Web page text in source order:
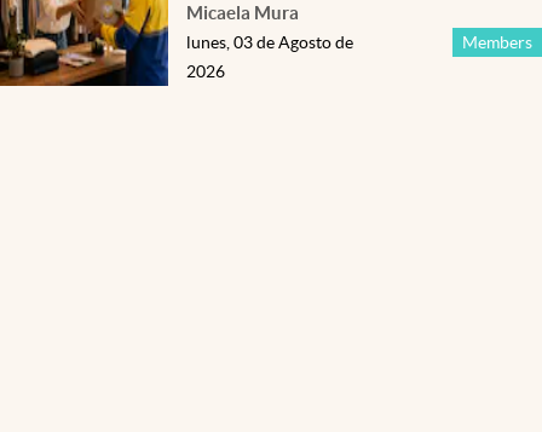
Micaela Mura
Members
lunes, 03 de Agosto de
2026